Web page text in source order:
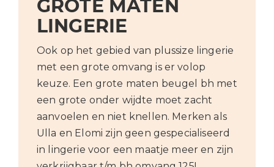
GROTE MATEN
LINGERIE
Ook op het gebied van plussize lingerie
met een grote omvang is er volop
keuze. Een grote maten beugel bh met
een grote onder wijdte moet zacht
aanvoelen en niet knellen. Merken als
Ulla en Elomi zijn geen gespecialiseerd
in lingerie voor een maatje meer en zijn